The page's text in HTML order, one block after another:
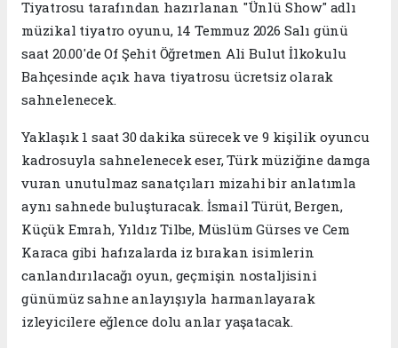
Tiyatrosu tarafından hazırlanan "Ünlü Show" adlı
müzikal tiyatro oyunu, 14 Temmuz 2026 Salı günü
saat 20.00'de Of Şehit Öğretmen Ali Bulut İlkokulu
Bahçesinde açık hava tiyatrosu ücretsiz olarak
sahnelenecek.
Yaklaşık 1 saat 30 dakika sürecek ve 9 kişilik oyuncu
kadrosuyla sahnelenecek eser, Türk müziğine damga
vuran unutulmaz sanatçıları mizahi bir anlatımla
aynı sahnede buluşturacak. İsmail Türüt, Bergen,
Küçük Emrah, Yıldız Tilbe, Müslüm Gürses ve Cem
Karaca gibi hafızalarda iz bırakan isimlerin
canlandırılacağı oyun, geçmişin nostaljisini
günümüz sahne anlayışıyla harmanlayarak
izleyicilere eğlence dolu anlar yaşatacak.